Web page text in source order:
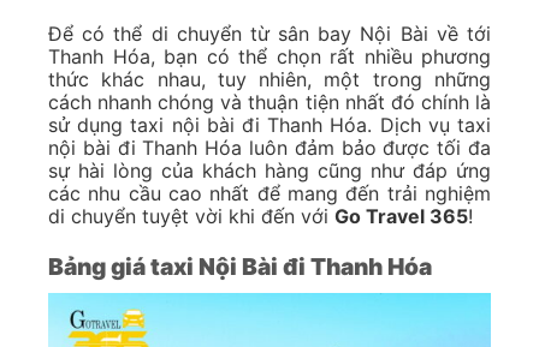
Để có thể di chuyển từ sân bay Nội Bài về tới
Thanh Hóa, bạn có thể chọn rất nhiều phương
thức khác nhau, tuy nhiên, một trong những
cách nhanh chóng và thuận tiện nhất đó chính là
sử dụng taxi nội bài đi Thanh Hóa. Dịch vụ taxi
nội bài đi Thanh Hóa luôn đảm bảo được tối đa
sự hài lòng của khách hàng cũng như đáp ứng
các nhu cầu cao nhất để mang đến trải nghiệm
di chuyển tuyệt vời khi đến với Go Travel 365!
Bảng giá taxi Nội Bài đi Thanh Hóa